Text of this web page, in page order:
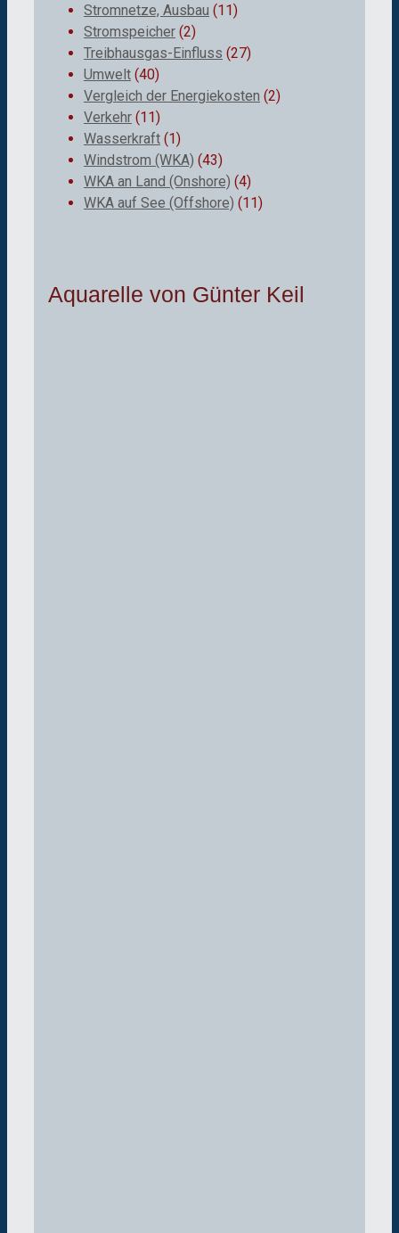
Stromnetze, Ausbau (11)
Stromspeicher (2)
Treibhausgas-Einfluss (27)
Umwelt (40)
Vergleich der Energiekosten (2)
Verkehr (11)
Wasserkraft (1)
Windstrom (WKA) (43)
WKA an Land (Onshore) (4)
WKA auf See (Offshore) (11)
Aquarelle von Günter Keil